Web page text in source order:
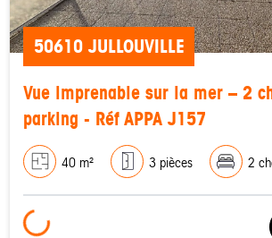
50610 JULLOUVILLE
Vue imprenable sur la mer – 2
parking - Réf APPA J157
40 m² 3 pièces 2
Loading...